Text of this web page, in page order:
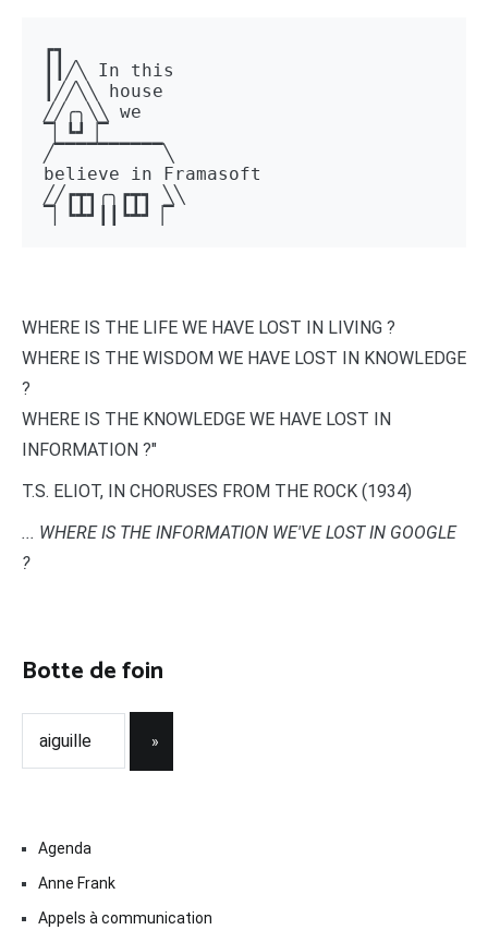
┏┓
┃┃╱╲ In this
┃╱╱╲╲ house
╱╱╭╮╲╲ we
▔▏┗┛▕▔
╱▔▔▔▔▔▔▔▔▔▔╲
believe in Framasoft
╱╱┏┳┓╭╮┏┳┓ ╲╲
▔▏┗┻┛┃┃┗┻┛▕▔
WHERE IS THE LIFE WE HAVE LOST IN LIVING ?
WHERE IS THE WISDOM WE HAVE LOST IN KNOWLEDGE
?
WHERE IS THE KNOWLEDGE WE HAVE LOST IN
INFORMATION ?"
T.S. ELIOT, IN CHORUSES FROM THE ROCK (1934)
... WHERE IS THE INFORMATION WE'VE LOST IN GOOGLE
?
Botte de foin
Agenda
Anne Frank
Appels à communication